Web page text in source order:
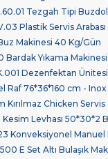
Tezgah Tipi
Plastik Servis Arabası
Makinesi 40 Kg/Gün
Bardak Yıkama Makinesi
Dezenfektan Ünitesi
Raf 76*36*160 cm - Inox
Kırılmaz Chicken Servis
Levhası 50*30*2
Konveksiyonel Manuel
E Set Altı Bulaşık